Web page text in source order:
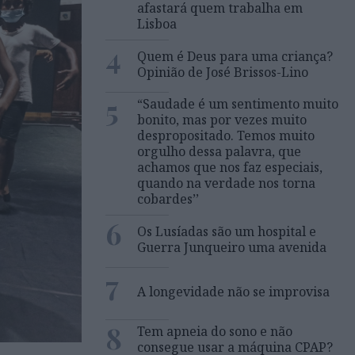
afastará quem trabalha em
Lisboa
4
Quem é Deus para uma criança?
Opinião de José Brissos-Lino
5
“Saudade é um sentimento muito
bonito, mas por vezes muito
despropositado. Temos muito
orgulho dessa palavra, que
achamos que nos faz especiais,
quando na verdade nos torna
cobardes’’
6
Os Lusíadas são um hospital e
Guerra Junqueiro uma avenida
7 A longevidade não se improvisa
8
Tem apneia do sono e não
consegue usar a máquina CPAP?